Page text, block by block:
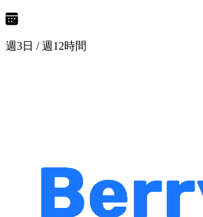
週3日 / 週12時間